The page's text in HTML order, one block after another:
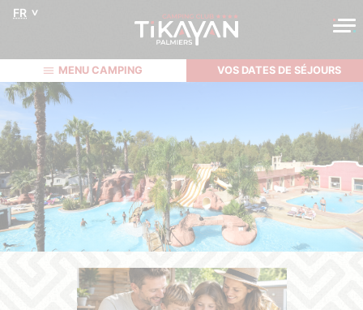
FR
MENU CAMPING VOS DATES DE SÉJOURS